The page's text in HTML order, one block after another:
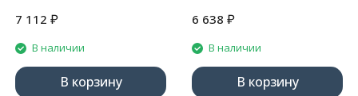
7 112 ₽
В наличии
В корзину
6 638 ₽
В наличии
В корзину